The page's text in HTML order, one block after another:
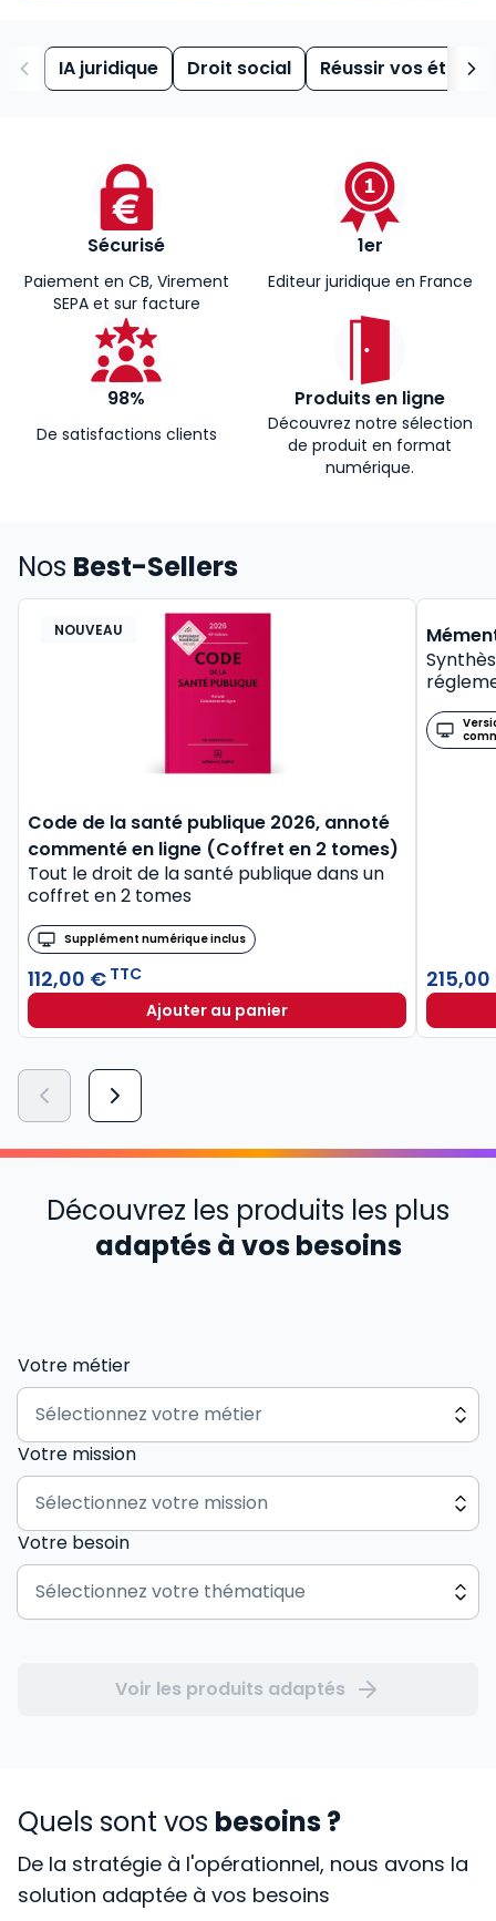
IA juridique Droit social Réussir vos études
Sécurisé
Paiement en CB, Virement
SEPA et sur facture
1er
Editeur juridique en France
98%
De satisfactions clients
Produits en ligne
Découvrez notre sélection
de produit en format
numérique.
Nos Best-Sellers
NOUVEAU
Code de la santé publique 2026, annoté
commenté en ligne (Coffret en 2 tomes)
Tout le droit de la santé publique dans un
coffret en 2 tomes
Supplément numérique inclus
112,00 € TTC
Ajouter au panier
BEST-
Découvrez les produits les plus
adaptés à vos besoins
Votre métier
Votre mission
Votre besoin
Voir les produits adaptés
Quels sont vos besoins ?
De la stratégie à l'opérationnel, nous avons la
solution adaptée à vos besoins